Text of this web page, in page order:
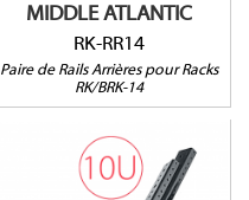
MIDDLE ATLANTIC
RK-RR14
Paire de Rails Arrières pour Racks
RK/BRK-14